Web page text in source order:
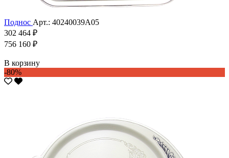
Поднос Арт.: 40240039А05
302 464 ₽
756 160 ₽
В корзину
-80%